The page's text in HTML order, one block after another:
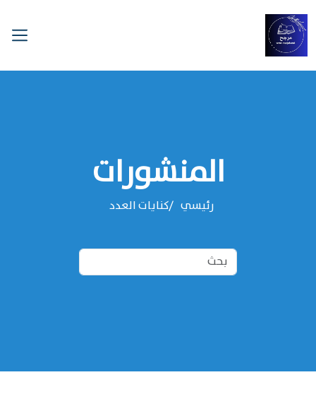
المنشورات
رئيسي كنايات العدد